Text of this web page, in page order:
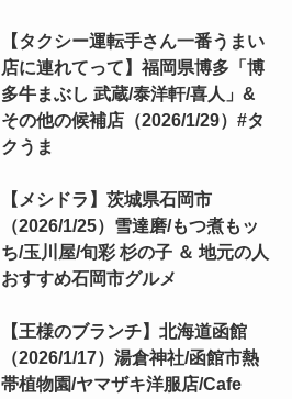
【タクシー運転手さん一番うまい
店に連れてって】福岡県博多「博
多牛まぶし 武蔵/泰洋軒/喜人」&
その他の候補店（2026/1/29）#タ
クうま
【メシドラ】茨城県石岡市
（2026/1/25）雪達磨/もつ煮もッ
ち/玉川屋/旬彩 杉の子 ＆ 地元の人
おすすめ石岡市グルメ
【王様のブランチ】北海道函館
（2026/1/17）湯倉神社/函館市熱
帯植物園/ヤマザキ洋服店/Cafe